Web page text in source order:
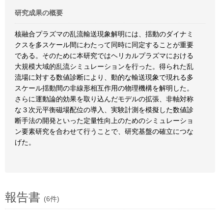
研究成果の概要
核融合プラズマの乱流輸送現象解明には、揺動のダイナミ
クスを多スケール間にわたって同時に同定することが重要
である。そのために本研究ではヘリカルプラズマにおける
大規模大域的乱流シミュレーションを行った。得られた乱
流場に対する数値診断により、動的な輸送現象で現れる多
スケール揺動間の非線形相互作用の物理機構を解明した。
さらに運動論的効果を取り込んだモデルの拡張、非軸対称
な３次元平衡磁場配位の導入、実験計測を模擬した数値診
断手法の開発といった定量性向上のためのシミュレーショ
ン要素研究を合わせて行うことで、研究基盤の確立につな
げた。
報告書 (6件)